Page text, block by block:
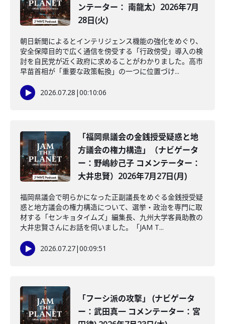
ンテーター： 南龍太）2026年7月
28日(火)
朝日新聞によるとインテリジェンス機能の強化をめぐり、
安全保障目的で広く通信を傍受する「行政傍受」導入の検
討を自民党が近く政府に求めることがわかりました。高市
早苗首相が「重要な政策転換」の一つに位置づけ...
2026.07.28 |00:10:06
「福岡県議会の金銭授受疑惑と地
方議会の権力構造」（ナビゲータ
ー：野嶋紗己子 コメンテーター：
大井忠賢）2026年7月27日(月)
福岡県議会で明らかになった正副議長をめぐる金銭授受疑
惑と地方議会の権力構造について、選挙・政治を専門に取
材する「センキョタイムズ」編集長、九州大学客員助教の
大井忠賢さんにお話を伺いました。「JAM T...
2026.07.27|00:09:51
「フーシ派の攻撃」 (ナビゲータ
ー：武田真一 コメンテーター：宮